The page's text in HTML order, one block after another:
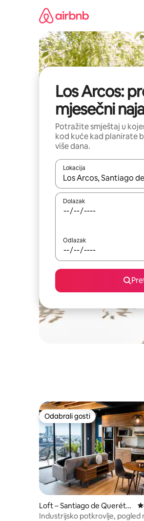
Los Arcos:
mjesečni
Potražite smještaj u
kod kuće kad planirate
više dana.
Lokacija
Kada budu dostupni
Dolazak
Odlazak
Odabrali gosti
Odabrali gosti
Loft – Santiago de Querétar
o
Industrijsko potkrovlje, pogled